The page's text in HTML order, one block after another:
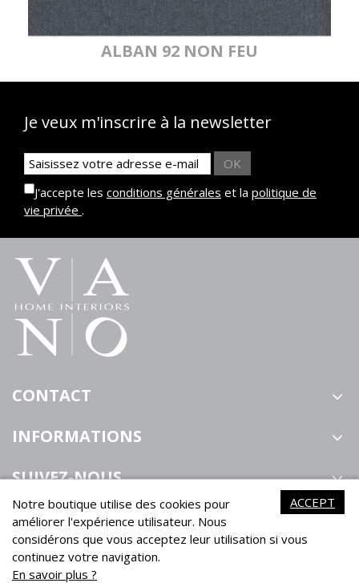
ALBAN 92 NON FEU
Je veux m'inscrire à la newsletter
OK
J'accepte les conditions générales et la politique de
vie privée .
CONTACT
INFORMATIONS
SUIVEZ-NOUS
VANO Home Interiors ©2021
ACCEPT
Notre boutique utilise des cookies pour
améliorer l'expérience utilisateur. Nous
considérons que vous acceptez leur utilisation si vous
continuez votre navigation.
En savoir plus ?